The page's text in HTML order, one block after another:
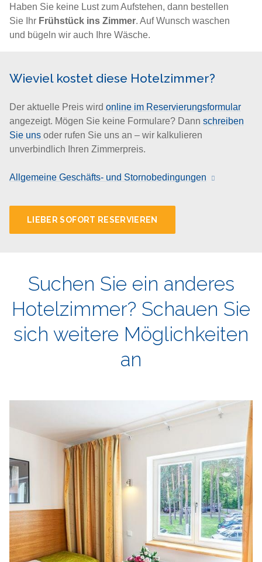
Haben Sie keine Lust zum Aufstehen, dann bestellen
Sie Ihr Frühstück ins Zimmer. Auf Wunsch waschen
und bügeln wir auch Ihre Wäsche.
Wieviel kostet diese Hotelzimmer?
Der aktuelle Preis wird online im Reservierungsformular
angezeigt. Mögen Sie keine Formulare? Dann schreiben
Sie uns oder rufen Sie uns an – wir kalkulieren
unverbindlich Ihren Zimmerpreis.
Allgemeine Geschäfts- und Stornobedingungen
LIEBER SOFORT RESERVIEREN
Suchen Sie ein anderes
Hotelzimmer? Schauen Sie
sich weitere Möglichkeiten
an